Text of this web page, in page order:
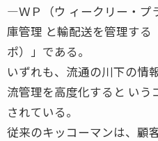
―ＷＰ（ウ ィークリー・プ
庫管理 と輸配送を管理す
ポ）」である。
いずれも、流通の川下の情
流管理を高度化すると い
されている。
従来のキッコーマンは、顧